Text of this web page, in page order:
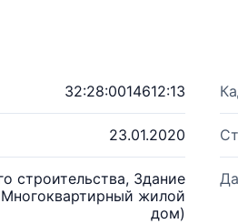
32:28:0014612:13
23.01.2020
строительства, Здание
жилой
дом)